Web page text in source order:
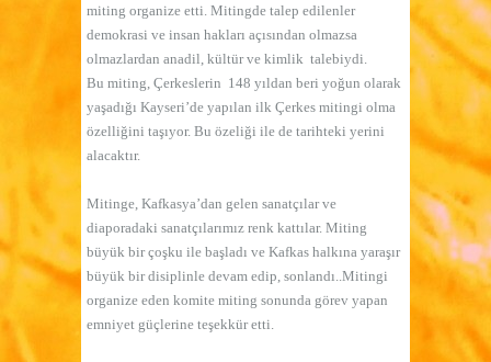
miting organize etti. Mitingde talep edilenler
demokrasi ve insan hakları açısından olmazsa
olmazlardan anadil, kültür ve kimlik talebiydi.
Bu miting, Çerkeslerin 148 yıldan beri yoğun olarak
yaşadığı Kayseri’de yapılan ilk Çerkes mitingi olma
özelliğini taşıyor. Bu özeliği ile de tarihteki yerini
alacaktır.
Mitinge, Kafkasya’dan gelen sanatçılar ve
diaporadaki sanatçılarımız renk kattılar. Miting
büyük bir çoşku ile başladı ve Kafkas halkına yaraşır
büyük bir disiplinle devam edip, sonlandı..Mitingi
organize eden komite miting sonunda görev yapan
emniyet güçlerine teşekkür etti.